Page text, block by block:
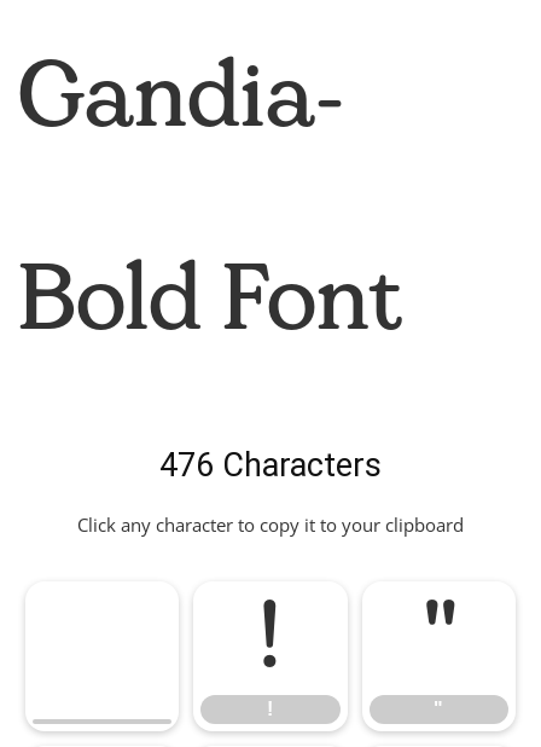
Gandia-
Bold Font
476 Characters
Click any character to copy it to your clipboard
!
!
"
"